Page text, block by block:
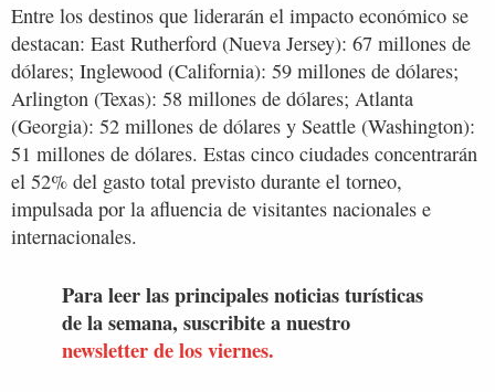
Entre los destinos que liderarán el impacto económico se
destacan: East Rutherford (Nueva Jersey): 67 millones de
dólares; Inglewood (California): 59 millones de dólares;
Arlington (Texas): 58 millones de dólares; Atlanta
(Georgia): 52 millones de dólares y Seattle (Washington):
51 millones de dólares. Estas cinco ciudades concentrarán
el 52% del gasto total previsto durante el torneo,
impulsada por la afluencia de visitantes nacionales e
internacionales.
Para leer las principales noticias turísticas
de la semana, suscribite a nuestro
newsletter de los viernes.